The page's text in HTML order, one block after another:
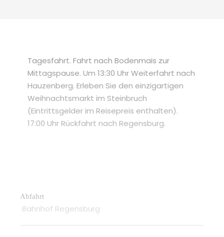
Tagesfahrt. Fahrt nach Bodenmais zur
Mittagspause. Um 13:30 Uhr Weiterfahrt nach
Hauzenberg. Erleben Sie den einzigartigen
Weihnachtsmarkt im Steinbruch
(Eintrittsgelder im Reisepreis enthalten).
17:00 Uhr Rückfahrt nach Regensburg.
Abfahrt
Bahnhof Regensburg